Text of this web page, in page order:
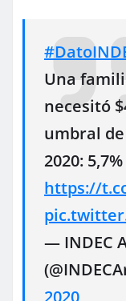
Una
necesitó
umbral
2020:
https://
— INDEC
2020